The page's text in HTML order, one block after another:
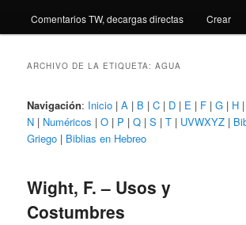
Comentarios TW, decargas directas Crear
ARCHIVO DE LA ETIQUETA:AGUA
Navigación: Inicio |A | B |C | D | E | F |G | H |
N | Numéricos |O | P |Q |S |T | UVWXYZ |
Griego | Biblias en Hebreo
Wight, F. – Usos y
Costumbres